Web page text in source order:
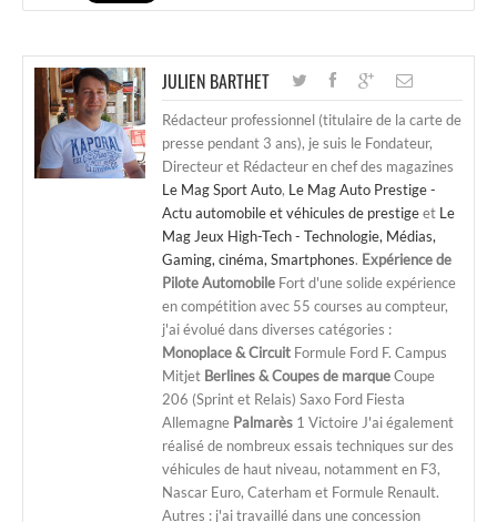
JULIEN BARTHET
Rédacteur professionnel (titulaire de la carte de
presse pendant 3 ans), je suis le Fondateur,
Directeur et Rédacteur en chef des magazines
Le Mag Sport Auto, Le Mag Auto Prestige -
Actu automobile et véhicules de prestigeet Le
Mag Jeux High-Tech - Technologie, Médias,
Gaming, cinéma, Smartphones. Expérience de
Pilote Automobile Fort d'une solide expérience
en compétition avec 55 courses au compteur,
j'ai évolué dans diverses catégories :
Monoplace & Circuit Formule Ford F. Campus
Mitjet Berlines & Coupes de marqueCoupe
206 (Sprint et Relais) Saxo Ford Fiesta
Allemagne Palmarès 1 Victoire J'ai également
réalisé de nombreux essais techniques sur des
véhicules de haut niveau, notamment en F3,
Nascar Euro, Caterham et Formule Renault.
Autres : j'ai travaillé dans une concession